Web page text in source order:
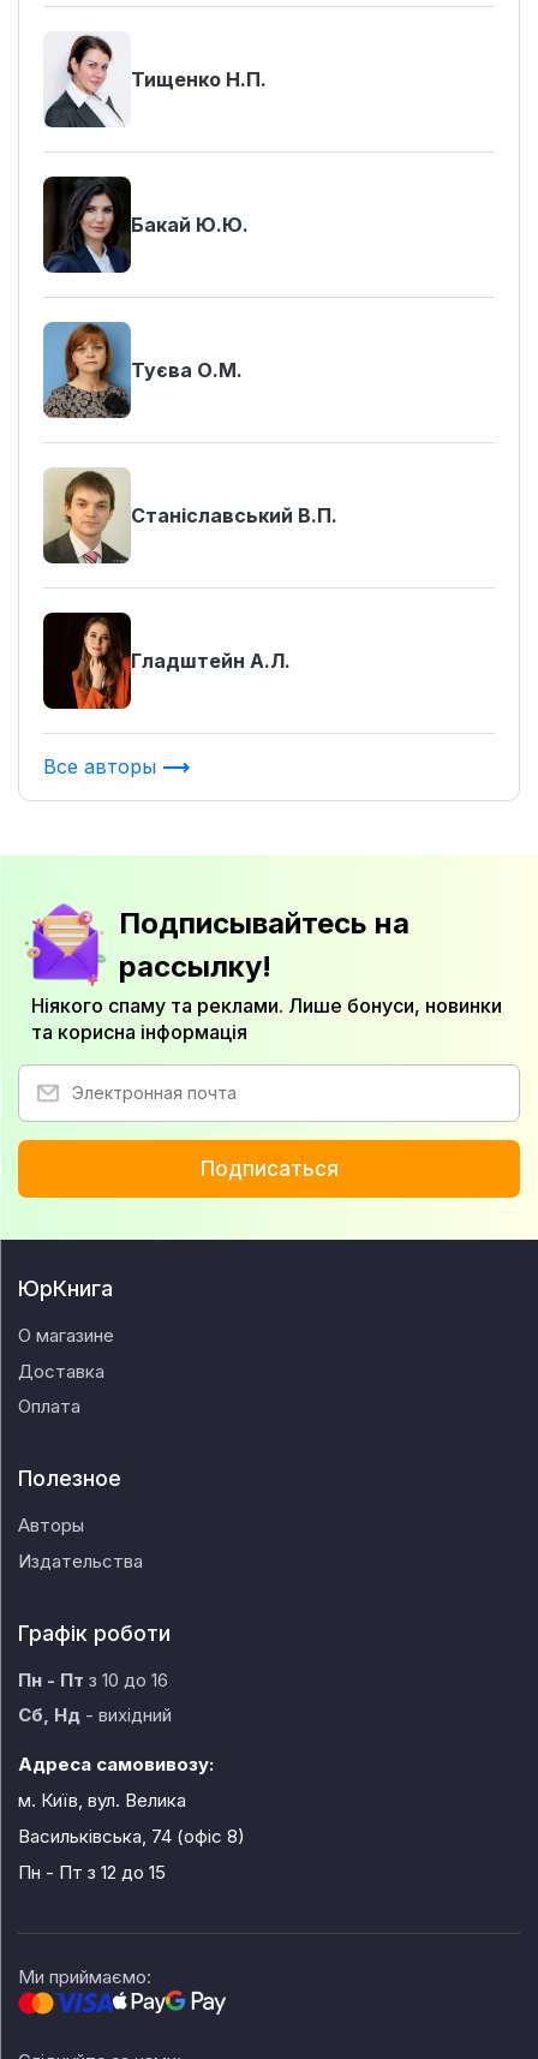
Тищенко Н.П.
Бакай Ю.Ю.
Туєва О.М.
Станіславський В.П.
Гладштейн А.Л.
Все авторы
Подписывайтесь на
рассылку!
Ніякого спаму та реклами. Лише бонуси, новинки
та корисна інформація
Подписаться
ЮрКнига
О магазине
Доставка
Оплата
Полезное
Авторы
Издательства
Графік роботи
Пн - Пт з 10 до 16
Сб, Нд - вихідний
Адреса самовивозу:
м. Київ, вул. Велика
Васильківська, 74 (офіс 8)
Пн - Пт з 12 до 15
Ми приймаємо: